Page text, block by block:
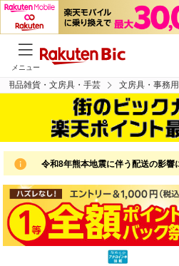
メニュー
用品雑貨・文房具・手芸 文房具・事務
令和8年熊本地震に伴う配送の影響